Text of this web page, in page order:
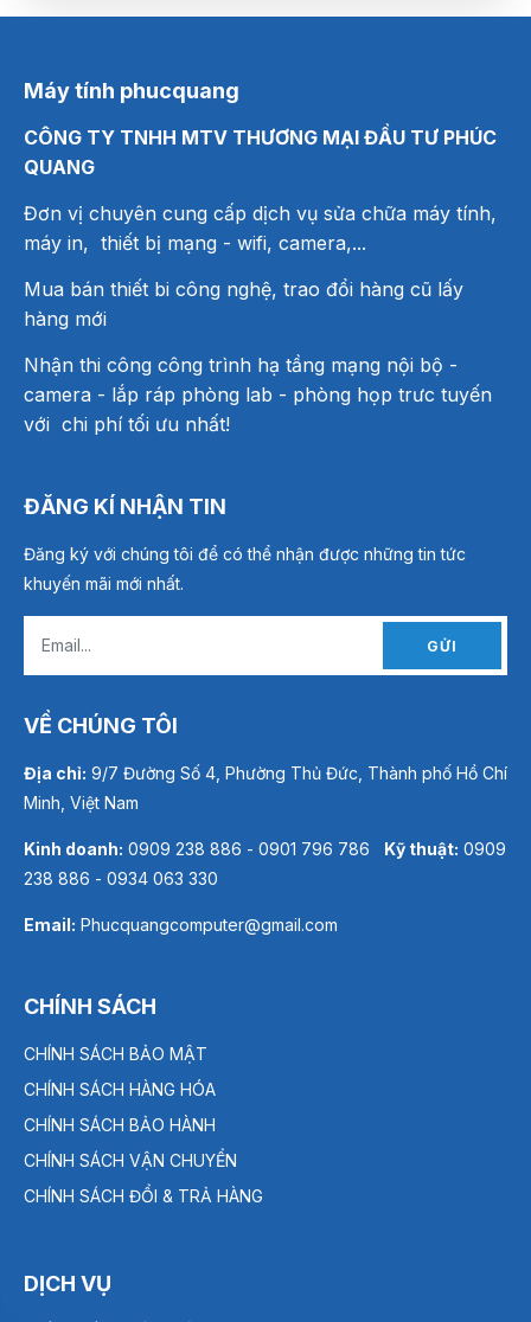
Máy tính phucquang
CÔNG TY TNHH MTV THƯƠNG MẠI ĐẦU TƯ PHÚC
QUANG
Đơn vị chuyên cung cấp dịch vụ sửa chữa máy tính,
máy in, thiết bị mạng - wifi, camera,...
Mua bán thiết bi công nghệ, trao đổi hàng cũ lấy
hàng mới
Nhận thi công công trình hạ tầng mạng nội bộ -
camera - lắp ráp phòng lab - phòng họp trưc tuyến
với chi phí tối ưu nhất!
ĐĂNG KÍ NHẬN TIN
Đăng ký với chúng tôi để có thể nhận được những tin tức
khuyến mãi mới nhất.
GỬI
VỀ CHÚNG TÔI
Địa chỉ: 9/7 Đường Số 4, Phường Thủ Đức, Thành phố Hồ Chí
Minh, Việt Nam
Kinh doanh: 0909 238 886 - 0901 796 786 Kỹ thuật: 0909
238 886 - 0934 063 330
Email: Phucquangcomputer@gmail.com
CHÍNH SÁCH
CHÍNH SÁCH BẢO MẬT
CHÍNH SÁCH HÀNG HÓA
CHÍNH SÁCH BẢO HÀNH
CHÍNH SÁCH VẬN CHUYỂN
CHÍNH SÁCH ĐỔI & TRẢ HÀNG
DỊCH VỤ